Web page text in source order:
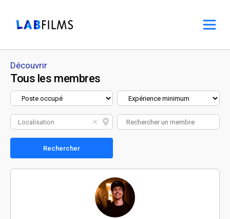
Découvrir
Tous les membres
Localisation
Rechercher